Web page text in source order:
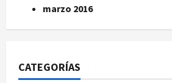
marzo 2016
CATEGORÍAS